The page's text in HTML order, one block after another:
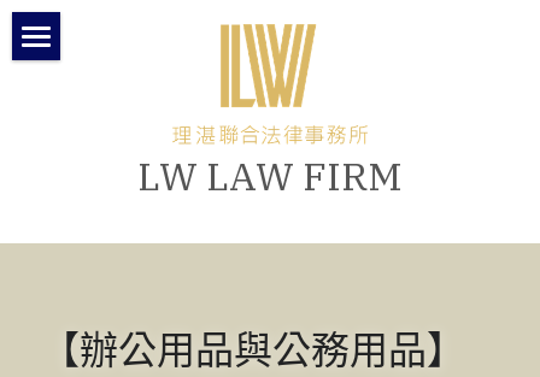
LW LAW FIRM
所長專欄
律師專欄
聯絡與交通方式
【辦公用品與公務用品】